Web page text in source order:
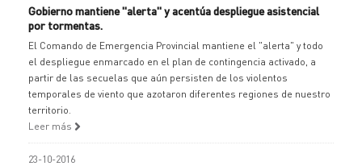
Gobierno mantiene "alerta" y acentúa despliegue asistencial
por tormentas.
El Comando de Emergencia Provincial mantiene el "alerta" y todo
el despliegue enmarcado en el plan de contingencia activado, a
partir de las secuelas que aún persisten de los violentos
temporales de viento que azotaron diferentes regiones de nuestro
territorio.
Leer más
23-10-2016